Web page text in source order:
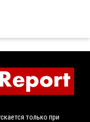
только при